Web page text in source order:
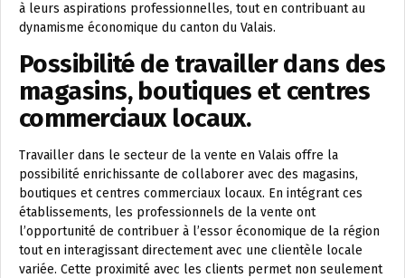
à leurs aspirations professionnelles, tout en contribuant au
dynamisme économique du canton du Valais.
Possibilité de travailler dans des
magasins, boutiques et centres
commerciaux locaux.
Travailler dans le secteur de la vente en Valais offre la
possibilité enrichissante de collaborer avec des magasins,
boutiques et centres commerciaux locaux. En intégrant ces
établissements, les professionnels de la vente ont
l’opportunité de contribuer à l’essor économique de la région
tout en interagissant directement avec une clientèle locale
variée. Cette proximité avec les clients permet non seulement